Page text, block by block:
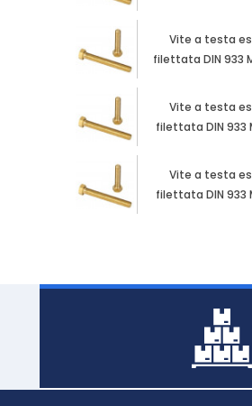
Vite a testa
filettata DIN 933
Vite a testa
filettata DIN 933
Vite a testa
filettata DIN 933